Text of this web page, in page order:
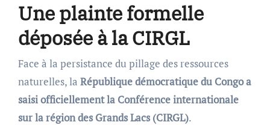
Une plainte formelle
déposée à la CIRGL
Face à la persistance du pillage des ressources
naturelles, la République démocratique du Congo a
saisi officiellement la Conférence internationale
sur la région des Grands Lacs (CIRGL).